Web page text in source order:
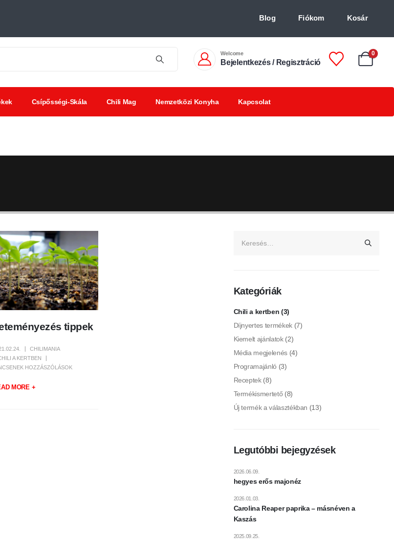
Blog Fiókom Kosár
Welcome
Bejelentkezés / Regisztráció
0
Csípősségi-Skála Chili Mag Nemzetközi Konyha Kapcsolat
tippek
CHILIMANIA
A KERTBEN
HOZZÁSZÓLÁSOK
MORE +
Kategóriák
Chili a kertben (3)
Díjnyertes termékek(7)
Kiemelt ajánlatok(2)
Média megjelenés(4)
Programajánló (3)
Receptek(8)
Termékismertető (8)
Új termék a választékban (13)
Legutóbbi bejegyzések
hegyes erős majonéz
2026.06.09.
Carolina Reaper paprika – másnéven a
Kaszás
2026.01.03.
2025.09.25.